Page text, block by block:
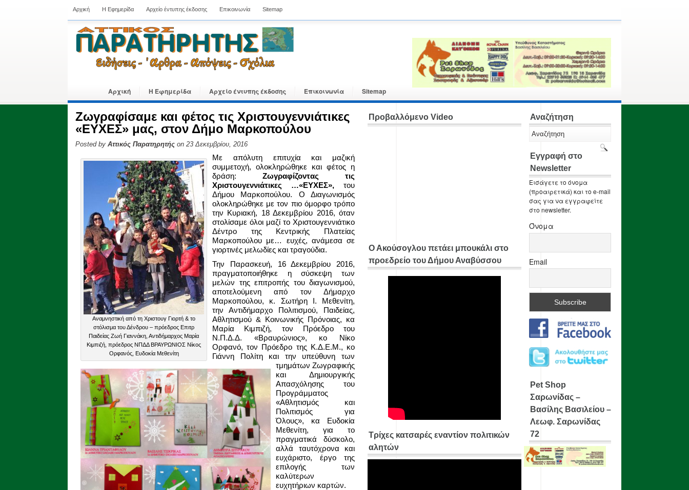
Αρχική Η Εφημερίδα Αρχείο έντυπης έκδοσης Επικοινωνία Sitemap
Αρχική Η Εφημερίδα Αρχείο έντυπης έκδοσης Επικοινωνία Sitemap
Ζωγραφίσαμε και φέτος τις Χριστουγεννιάτικες
«ΕΥΧΕΣ» μας, στον Δήμο Μαρκοπούλου
Posted by Αττικός Παρατηρητής on 23 Δεκεμβρίου, 2016
Αναμνηστική από τη Χριστουγ Γιορτή & το
στόλισμα του Δένδρου – πρόεδρος Επιτρ
Παιδείας Ζωή Γιαννάκη, Αντιδήμαρχος Μαρία
Κιμπιζή, πρόεδρος ΝΠΔΔ ΒΡΑΥΡΩΝΙΟΣ Νίκος
Ορφανός, Ευδοκία Μεθενίτη
Με απόλυτη επιτυχία και μαζική
συμμετοχή, ολοκληρώθηκε και φέτος η
δράση: Ζωγραφίζοντας τις
Χριστουγεννιάτικες …«ΕΥΧΕΣ», του
Δήμου Μαρκοπούλου. Ο Διαγωνισμός
ολοκληρώθηκε με τον πιο όμορφο τρόπο
την Κυριακή, 18 Δεκεμβρίου 2016, όταν
στολίσαμε όλοι μαζί το Χριστουγεννιάτικο
Δέντρο της Κεντρικής Πλατείας
Μαρκοπούλου με… ευχές, ανάμεσα σε
γιορτινές μελωδίες και τραγούδια.
Την Παρασκευή, 16 Δεκεμβρίου 2016,
πραγματοποιήθηκε η σύσκεψη των
μελών της επιτροπής του διαγωνισμού,
αποτελούμενη από τον Δήμαρχο
Μαρκοπούλου, κ. Σωτήρη Ι. Μεθενίτη,
την Αντιδήμαρχο Πολιτισμού, Παιδείας,
Αθλητισμού & Κοινωνικής Πρόνοιας, κα
Μαρία Κιμπιζή, τον Πρόεδρο του
Ν.Π.Δ.Δ. «Βραυρώνιος», κο Νίκο
Ορφανό, τον Πρόεδρο της Κ.Δ.Ε.Μ., κο
Γιάννη Πολίτη και την υπεύθυνη των
τμημάτων Ζωγραφικής
και Δημιουργικής
Απασχόλησης του
Προγράμματος
«Αθλητισμός και
Πολιτισμός για
Όλους», κα Ευδοκία
Μεθενίτη, για το
πραγματικά δύσκολο,
αλλά ταυτόχρονα και
ευχάριστο, έργο της
επιλογής των
καλύτερων
ευχητήριων καρτών.
Προβαλλόμενο Video
Ο Ακούσογλου πετάει μπουκάλι στο
προεδρείο του Δήμου Αναβύσσου
Τρίχες κατσαρές εναντίον πολιτικών
αλητών
Αναζήτηση
Εγγραφή στο
Newsletter
Εισάγετε το όνομα
(προαιρετικά) και το e-mail
σας για να εγγραφείτε
στο newsletter.
Όνομα
Email
Pet Shop
Σαρωνίδας –
Βασίλης Βασιλείου –
Λεωφ. Σαρωνίδας
72